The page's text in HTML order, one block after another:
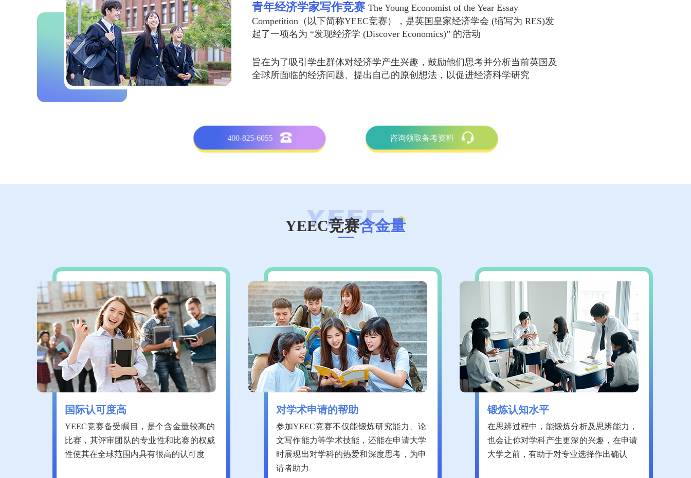
青年经济学家写作竞赛 The Young Economist of the Year Essay
Competition（以下简称YEEC竞赛），是英国皇家经济学会 (缩写为 RES)发
起了一项名为 “发现经济学 (Discover Economics)” 的活动
旨在为了吸引学生群体对经济学产生兴趣，鼓励他们思考并分析当前英国及
全球所面临的经济问题、提出自己的原创想法，以促进经济科学研究
400-825-6055 咨询领取备考资料
YEEC竞赛含金量
国际认可度高
YEEC竞赛备受瞩目，是个含金量较高的
比赛，其评审团队的专业性和比赛的权威
性使其在全球范围内具有很高的认可度
对学术申请的帮助
参加YEEC竞赛不仅能锻炼研究能力、论
文写作能力等学术技能，还能在申请大学
时展现出对学科的热爱和深度思考，为申
请者助力
锻炼认知水平
在思辨过程中，能锻炼分析及思辨能力，
也会让你对学科产生更深的兴趣，在申请
大学之前，有助于对专业选择作出确认